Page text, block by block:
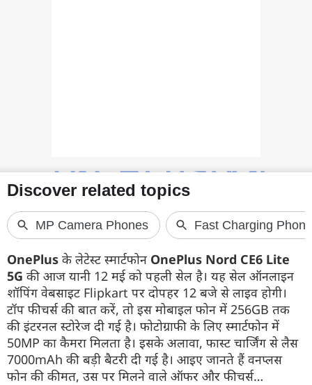
OnePlus के लेटेस्ट स्मार्टफोन OnePlus Nord CE6 Lite
5G की आज यानी 12 मई को पहली सेल है। यह सेल ऑनलाइन
शॉपिंग वेबसाइट Flipkart पर दोपहर 12 बजे से लाइव होगी।
टॉप फीचर्स की बात करें, तो इस मोबाइल फोन में 256GB तक
की इंटरनल स्टोरेज दी गई है। फोटोग्राफी के लिए स्मार्टफोन में
50MP का कैमरा मिलता है। इसके अलावा, फास्ट चार्जिंग से लैस
7000mAh की बड़ी बैटरी दी गई है। आइए जानते हैं वनप्लस
फोन की कीमत, उस पर मिलने वाले ऑफर और फीचर्स…